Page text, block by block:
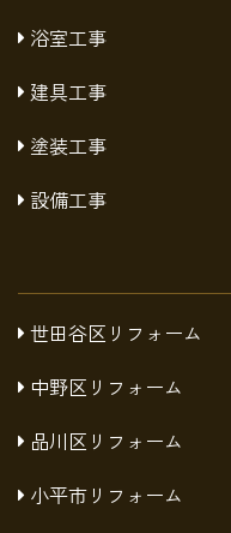
浴室工事
建具工事
塗装工事
設備工事
世田谷区リフォーム
中野区リフォーム
品川区リフォーム
小平市リフォーム